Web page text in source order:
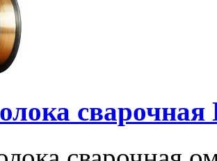
сварочная